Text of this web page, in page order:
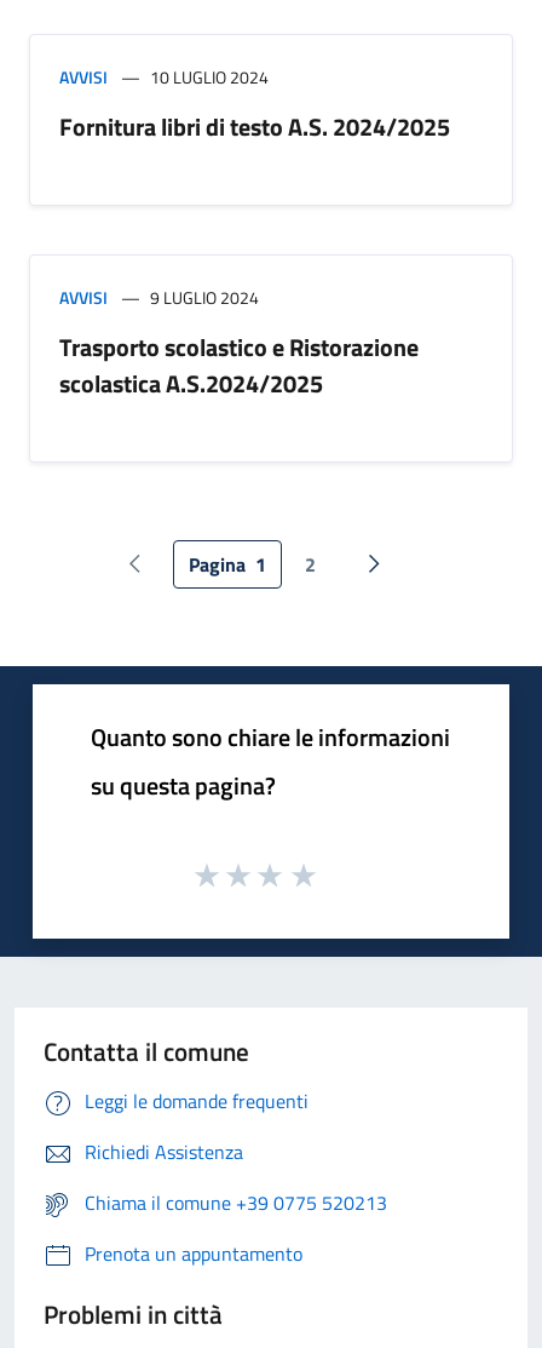
AVVISI 10 LUGLIO 2024
Fornitura libri di testo A.S. 2024/2025
AVVISI 9 LUGLIO 2024
Trasporto scolastico e Ristorazione
scolastica A.S.2024/2025
Pagina precedente
Pagina 1 2 Pagina successiva
Quanto sono chiare le informazioni
su questa pagina?
Contatta il comune
Leggi le domande frequenti
Richiedi Assistenza
Chiama il comune +39 0775 520213
Prenota un appuntamento
Problemi in città